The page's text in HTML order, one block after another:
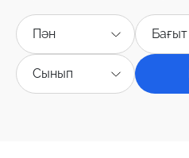
Пән Бағыт
Сынып